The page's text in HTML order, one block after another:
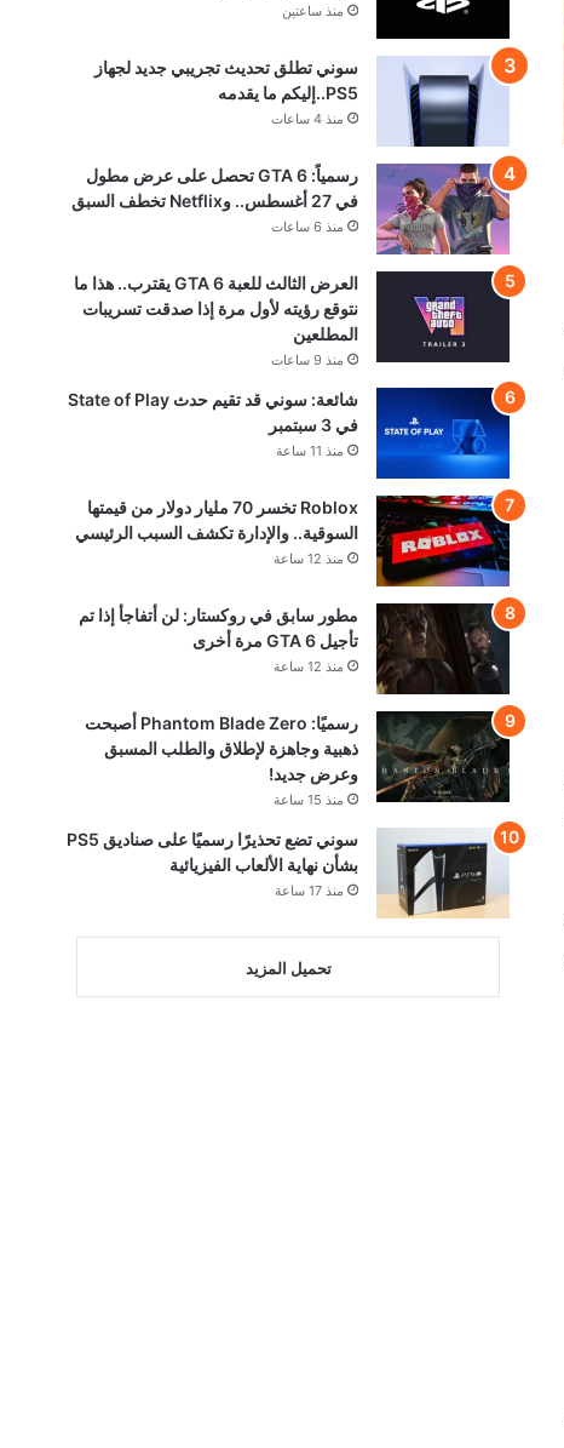
منذ ساعتين
سوني تطلق تحديث تجريبي جديد لجهاز
PS5..إليكم ما يقدمه
منذ 4 ساعات
رسمياً: GTA 6 تحصل على عرض مطول
في 27 أغسطس.. وNetflix تخطف السبق
منذ 6 ساعات
العرض الثالث للعبة GTA 6 يقترب.. هذا ما
نتوقع رؤيته لأول مرة إذا صدقت تسريبات
المطلعين
منذ 9 ساعات
شائعة: سوني قد تقيم حدث State of Play
في 3 سبتمبر
منذ 11 ساعة
Roblox تخسر 70 مليار دولار من قيمتها
السوقية.. والإدارة تكشف السبب الرئيسي
منذ 12 ساعة
مطور سابق في روكستار: لن أتفاجأ إذا تم
تأجيل GTA 6 مرة أخرى
منذ 12 ساعة
رسميًا: Phantom Blade Zero أصبحت
ذهبية وجاهزة لإطلاق والطلب المسبق
وعرض جديد!
منذ 15 ساعة
سوني تضع تحذيرًا رسميًا على صناديق PS5
بشأن نهاية الألعاب الفيزيائية
منذ 17 ساعة
تحميل المزيد